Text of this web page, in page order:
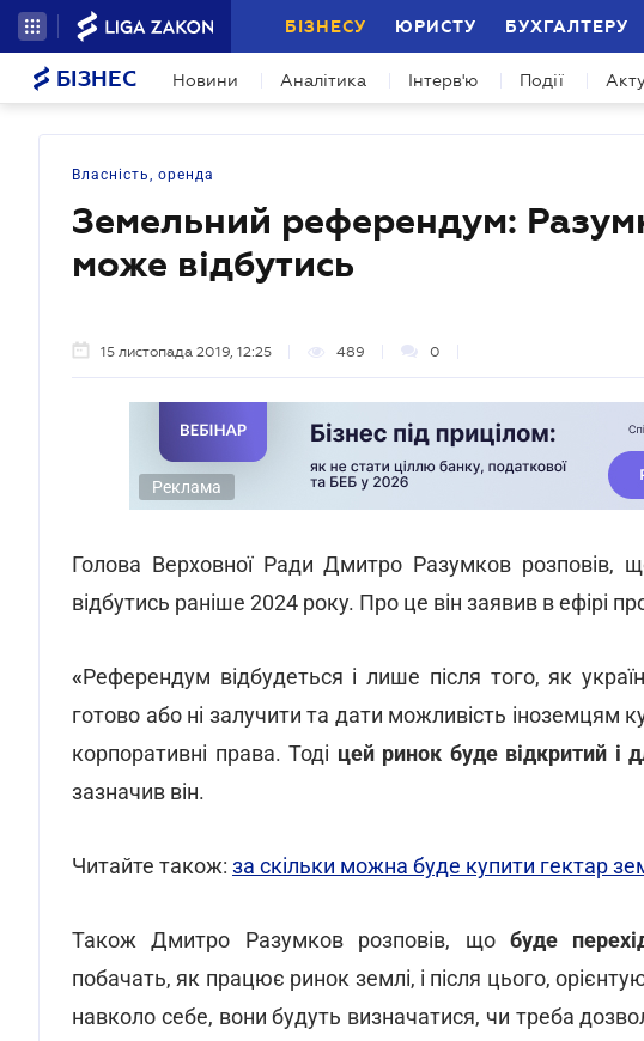
БІЗНЕСУ ЮРИСТУ БУХГАЛТЕРУ
БІЗНЕС Новини Аналітика Інтерв'ю Події
Власність, оренда
Земельний референдум:
може відбутись
15 листопада 2019, 12:25 489 0
Реклама
Голова Верховної Ради Дмитро Разумков
відбутись раніше 2024 року. Про це він заявив в ефірі
«Референдум відбудеться і лише після того, як
готово або ні залучити та дати можливість іноземцям
корпоративні права. Тоді цей ринок буде відкритий і
зазначив він.
Читайте також: за скільки можна буде купити гектар
Також Дмитро Разумков розповів, що буде
побачать, як працює ринок землі, і після цього,
навколо себе, вони будуть визначатися, чи треба